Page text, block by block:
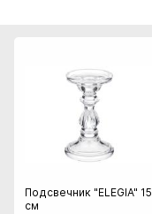
Подсвечник "ELEGIA" 15
см